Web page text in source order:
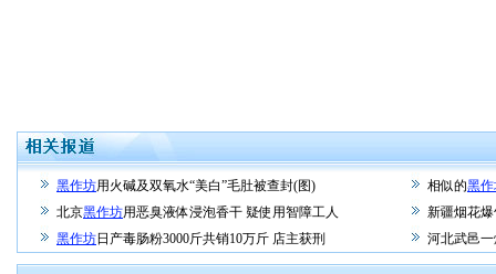
黑作坊用火碱及双氧水“美白”毛肚被查封(图) 相似的黑
北京黑作坊用恶臭液体浸泡香干 疑使用智障工人
新疆烟花爆
黑作坊日产毒肠粉3000斤共销10万斤 店主获刑 河北武邑